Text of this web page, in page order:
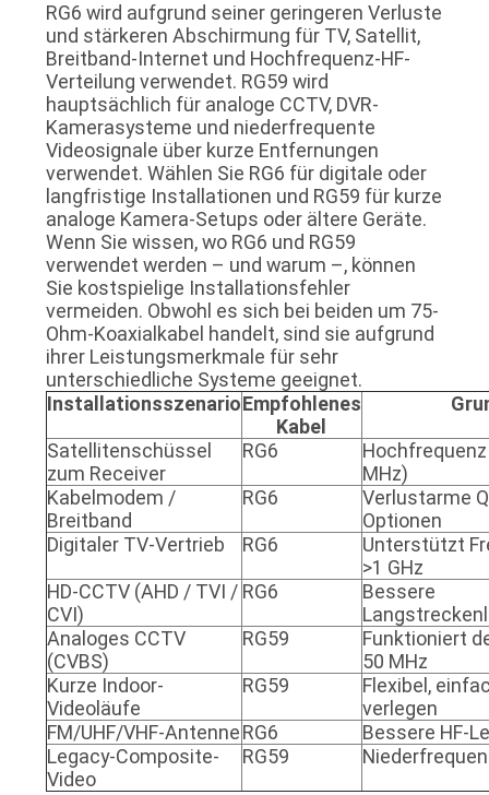
RG6 wird aufgrund seiner geringeren Verluste
und stärkeren Abschirmung für TV, Satellit,
Breitband-Internet und Hochfrequenz-HF-
Verteilung verwendet. RG59 wird
hauptsächlich für analoge CCTV, DVR-
Kamerasysteme und niederfrequente
Videosignale über kurze Entfernungen
verwendet. Wählen Sie RG6 für digitale oder
langfristige Installationen und RG59 für kurze
analoge Kamera-Setups oder ältere Geräte.
Wenn Sie wissen, wo RG6 und RG59
verwendet werden – und warum –, können
Sie kostspielige Installationsfehler
vermeiden. Obwohl es sich bei beiden um 75-
Ohm-Koaxialkabel handelt, sind sie aufgrund
ihrer Leistungsmerkmale für sehr
unterschiedliche Systeme geeignet.
InstallationsszenarioEmpfohlenes
Kabel
Satellitenschüssel
zum Receiver
RG6
MHz)
Kabelmodem /
Breitband
RG6
Verlustarme
Optionen
Digitaler TV-Vertrieb
RG6
Unterstützt
>1 GHz
HD-CCTV (AHD / TVI /
CVI)
RG6
Bessere
Analoges CCTV
(CVBS)
RG59
Funktioniert
50 MHz
Kurze Indoor-
Videoläufe
RG59
Flexibel,
verlegen
FM/UHF/VHF-AntenneRG6
Bessere HF-
Legacy-Composite-
Video
RG59